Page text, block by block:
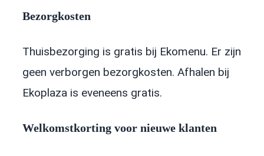
Bezorgkosten
Thuisbezorging is gratis bij Ekomenu. Er zijn
geen verborgen bezorgkosten. Afhalen bij
Ekoplaza is eveneens gratis.
Welkomstkorting voor nieuwe klanten